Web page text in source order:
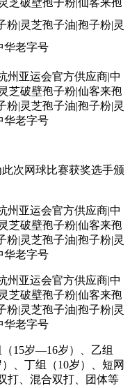
次网球比赛获奖选手颁
15岁—16岁）、乙组
、丁组（10岁）、短网
打、混合双打、团体等